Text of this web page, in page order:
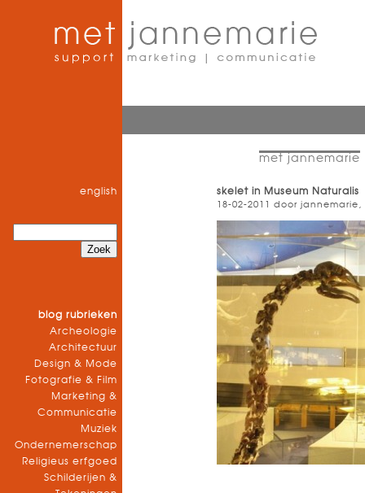
english
blog rubrieken
Archeologie
Architectuur
Design & Mode
Fotografie & Film
Marketing &
Communicatie
Muziek
Ondernemerschap
Religieus erfgoed
Schilderijen &
met jannemarie
skelet in Museum Naturalis
18-02-2011 door jannemarie,